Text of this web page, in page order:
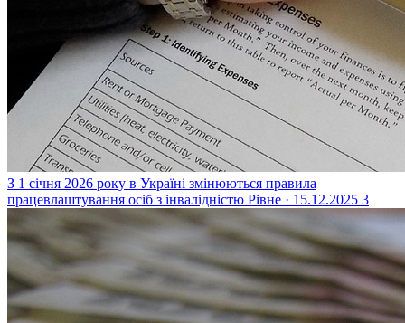
З 1 січня 2026 року в Україні змінюються правила
працевлаштування осіб з інвалідністю Рівне · 15.12.2025 3